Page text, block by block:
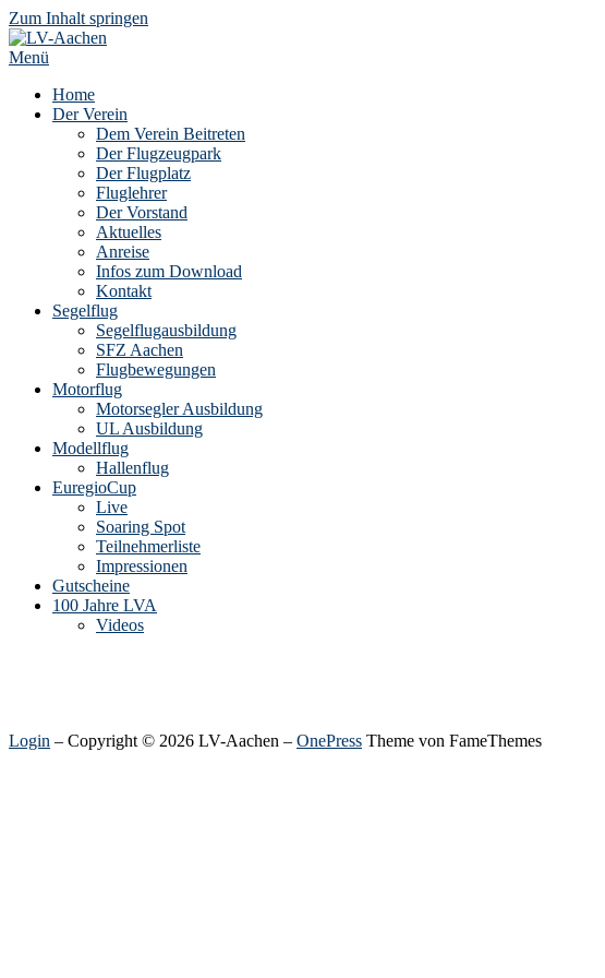
Zum Inhalt springen
Menü
Home
Der Verein
Dem Verein Beitreten
Der Flugzeugpark
Der Flugplatz
Fluglehrer
Der Vorstand
Aktuelles
Anreise
Infos zum Download
Kontakt
Segelflug
Segelflugausbildung
SFZ Aachen
Flugbewegungen
Motorflug
Motorsegler Ausbildung
UL Ausbildung
Modellflug
Hallenflug
EuregioCup
Live
Soaring Spot
Teilnehmerliste
Impressionen
Gutscheine
100 Jahre LVA
Videos
Login – Copyright © 2026 LV-Aachen – OnePress Theme von FameThemes